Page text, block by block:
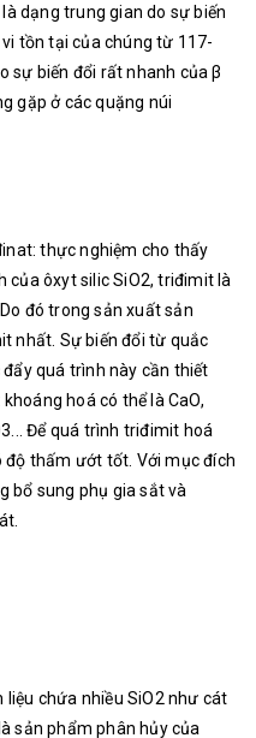
dạng trung gian do sự biến
tồn tại của chúng từ 117-
sự biến đổi rất nhanh của β
gặp ở các quặng núi
thực nghiệm cho thấy
của ôxyt silic SiO2, triđimit là
đó trong sản xuất sản
nhất. Sự biến đổi từ quắc
quá trình này cần thiết
hoá có thể là CaO,
Để quá trình triđimit hoá
thấm ướt tốt. Với mục đích
bổ sung phụ gia sắt và
chứa nhiều SiO2 như cát
sản phẩm phân hủy của